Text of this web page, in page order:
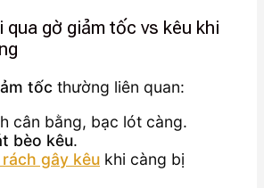
qua gờ giảm tốc vs kêu khi
tốc thường liên quan:
cân bằng, bạc lót càng.
bèo kêu.
gây kêu khi càng bị